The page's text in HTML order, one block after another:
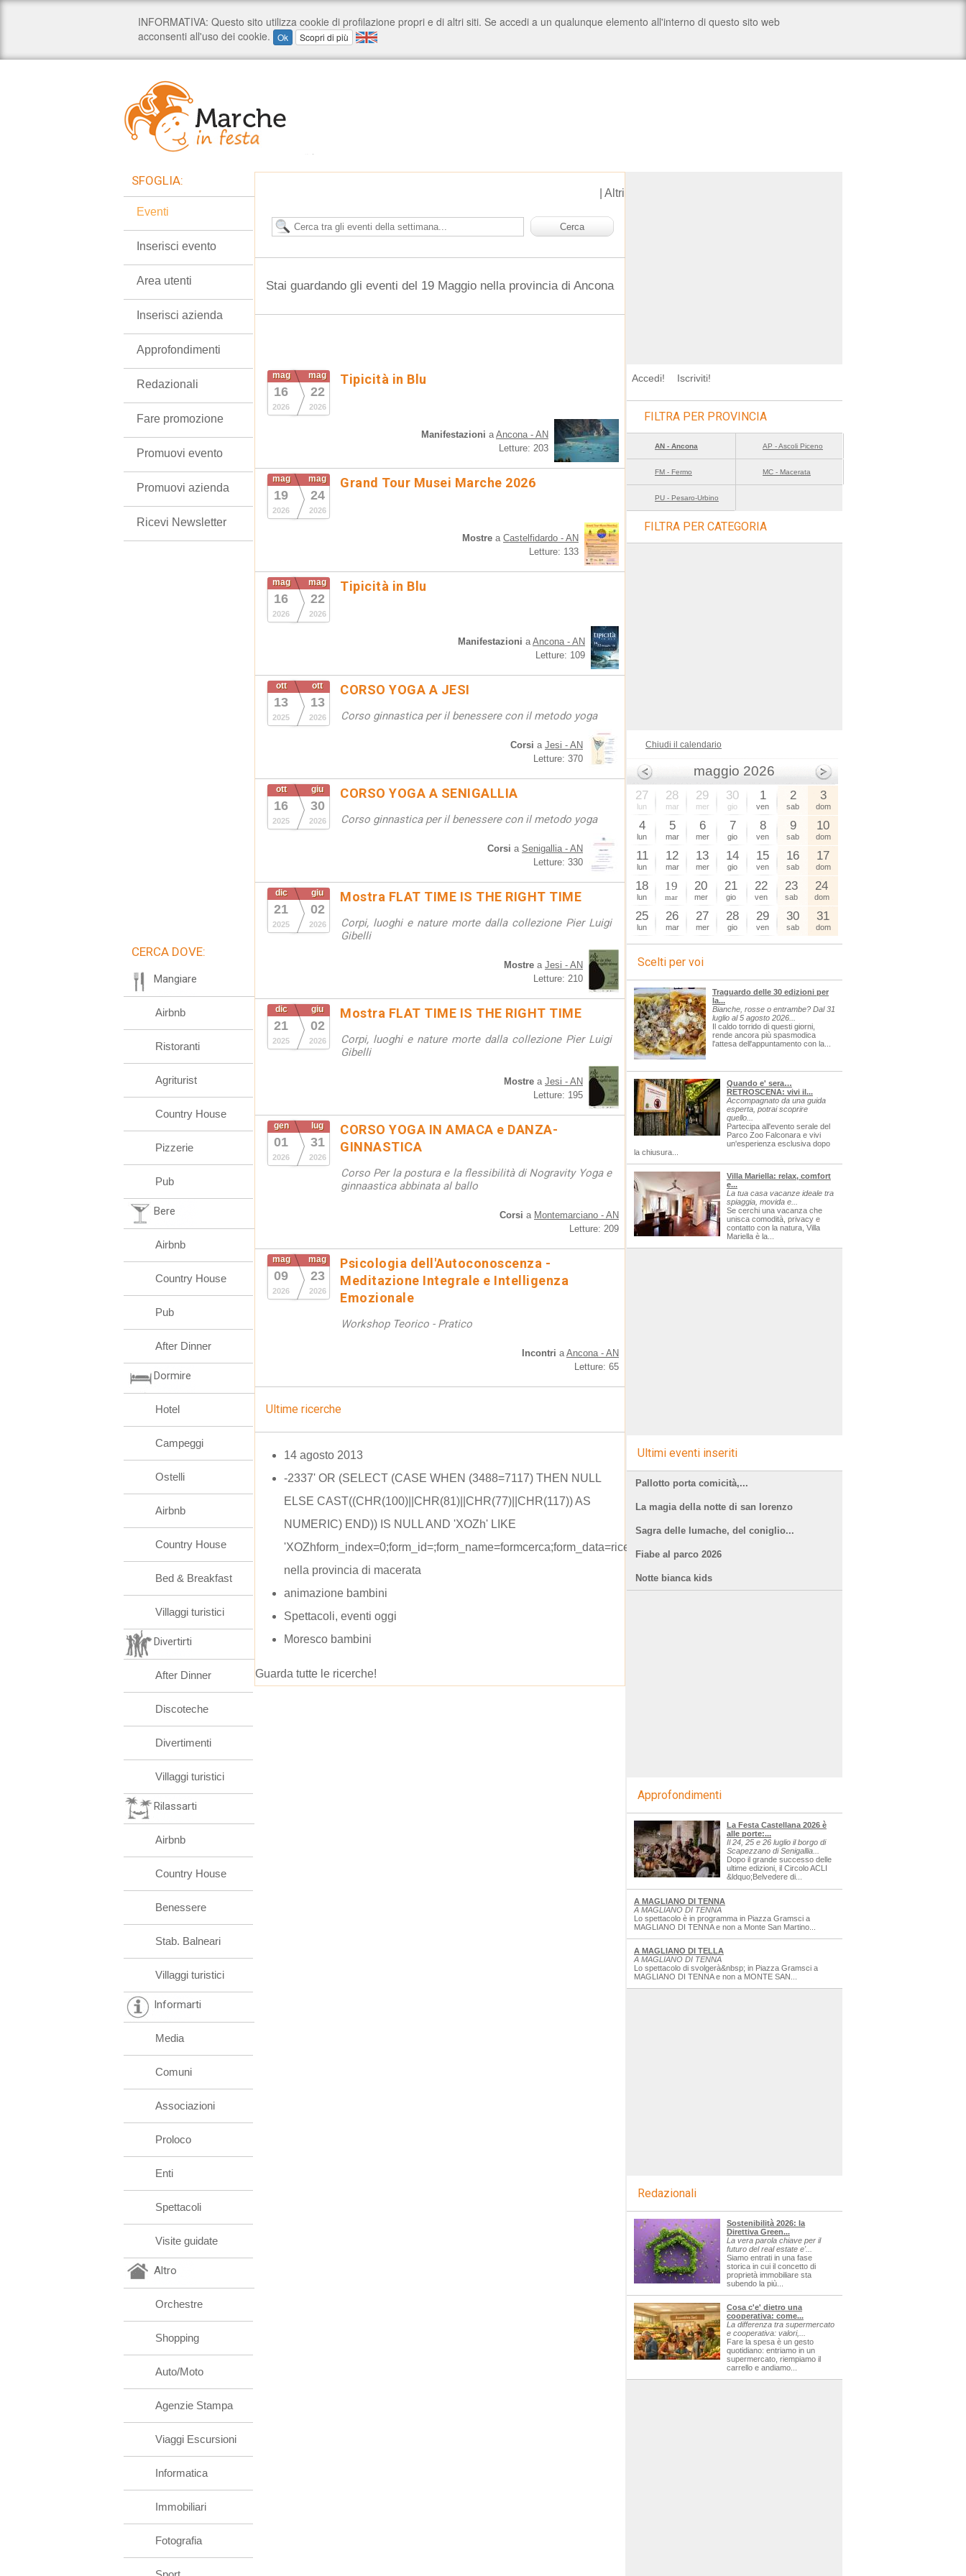
Altri
Stai guardando gli eventi del 19 Maggio nella provincia di Ancona
mag
16
2026
mag
22
2026
Tipicità in Blu
Manifestazioni aAncona - AN
Letture: 203
mag
19
2026
mag
24
2026
Grand Tour Musei Marche 2026
Mostre a Castelfidardo - AN
Letture: 133
mag
16
2026
mag
22
2026
Tipicità in Blu
Manifestazioni aAncona - AN
Letture: 109
ott
13
2025
ott
13
2026
CORSO YOGA A JESI
Corso ginnastica per il benessere con il metodo yoga
Corsi a Jesi - AN
Letture: 370
ott
16
2025
giu
30
2026
CORSO YOGA A SENIGALLIA
Corso ginnastica per il benessere con il metodo yoga
Corsi a Senigallia - AN
Letture: 330
dic
21
2025
giu
02
2026
Mostra FLAT TIME IS THE RIGHT TIME
Corpi, luoghi e nature morte dalla collezione Pier Luigi
Gibelli
Mostre a Jesi - AN
Letture: 210
dic
21
2025
giu
02
2026
Mostra FLAT TIME IS THE RIGHT TIME
Corpi, luoghi e nature morte dalla collezione Pier Luigi
Gibelli
Mostre a Jesi - AN
Letture: 195
gen
01
2026
lug
31
2026
CORSO YOGA IN AMACA e DANZA-
GINNASTICA
Corso Per la postura e la flessibilità di Nogravity Yoga e
ginnaastica abbinata al ballo
Corsi a Montemarciano - AN
Letture: 209
mag
09
2026
mag
23
2026
Psicologia dell'Autoconoscenza -
Meditazione Integrale e Intelligenza
Emozionale
Workshop Teorico - Pratico
Incontri aAncona - AN
Letture: 65
Ultime ricerche
14 agosto 2013
-2337' OR (SELECT (CASE WHEN (3488=7117) THEN NULL
ELSE CAST((CHR(100)||CHR(81)||CHR(77)||CHR(117)) AS
NUMERIC) END)) IS NULL AND 'XOZh' LIKE
'XOZhform_index=0;form_id=;form_name=formcerca;form_data=ricerca=sagre
nella provincia di macerata
animazione bambini
Spettacoli, eventi oggi
Moresco bambini
Guarda tutte le ricerche!
SFOGLIA:
Eventi
Inserisci evento
Area utenti
Inserisci azienda
Approfondimenti
Redazionali
Fare promozione
Promuovi evento
Promuovi azienda
Ricevi Newsletter
CERCA DOVE:
Mangiare
Airbnb
Ristoranti
Agriturist
Country House
Pizzerie
Pub
Bere
Airbnb
Country House
Pub
After Dinner
Dormire
Hotel
Campeggi
Ostelli
Airbnb
Country House
Bed & Breakfast
Villaggi turistici
Divertirti
After Dinner
Discoteche
Divertimenti
Villaggi turistici
Rilassarti
Airbnb
Country House
Benessere
Stab. Balneari
Villaggi turistici
Informarti
Media
Comuni
Associazioni
Proloco
Enti
Spettacoli
Visite guidate
Altro
Orchestre
Shopping
Auto/Moto
Agenzie Stampa
Viaggi Escursioni
Informatica
Immobiliari
Fotografia
Accedi! Iscriviti!
FILTRA PER PROVINCIA
AN - Ancona AP - Ascoli Piceno
FM - Fermo MC - Macerata
PU - Pesaro-Urbino
FILTRA PER CATEGORIA
Chiudi il calendario
maggio 2026
27
lun
28
mar
29
mer
30
gio
1
ven
2
sab
3
dom
4
lun
5
mar
6
mer
7
gio
8
ven
9
sab
10
dom
11
lun
12
mar
13
mer
14
gio
15
ven
16
sab
17
dom
18
lun
19
mar
20
mer
21
gio
22
ven
23
sab
24
dom
25
lun
26
mar
27
mer
28
gio
29
ven
30
sab
31
dom
Scelti per voi
Traguardo delle 30 edizioni per
la...
Bianche, rosse o entrambe? Dal 31
luglio al 5 agosto 2026...
Il caldo torrido di questi giorni,
rende ancora più spasmodica
l'attesa dell'appuntamento con la...
Quando e' sera…
RETROSCENA: vivi il...
Accompagnato da una guida
esperta, potrai scoprire
quello...
Partecipa all'evento serale del
Parco Zoo Falconara e vivi
un'esperienza esclusiva dopo
la chiusura...
Villa Mariella: relax, comfort
e...
La tua casa vacanze ideale tra
spiaggia, movida e...
Se cerchi una vacanza che
unisca comodità, privacy e
contatto con la natura, Villa
Mariella è la...
Ultimi eventi inseriti
Pallotto porta comicità,...
La magia della notte di san lorenzo
Sagra delle lumache, del coniglio...
Fiabe al parco 2026
Notte bianca kids
Approfondimenti
La Festa Castellana 2026 è
alle porte:...
Il 24, 25 e 26 luglio il borgo di
Scapezzano di Senigallia...
Dopo il grande successo delle
ultime edizioni, il Circolo ACLI
&ldquo;Belvedere di...
A MAGLIANO DI TENNA
A MAGLIANO DI TENNA
Lo spettacolo è in programma in Piazza Gramsci a
MAGLIANO DI TENNA e non a Monte San Martino...
A MAGLIANO DI TELLA
A MAGLIANO DI TENNA
Lo spettacolo di svolgerà&nbsp; in Piazza Gramsci a
MAGLIANO DI TENNA e non a MONTE SAN...
Redazionali
Sostenibilità 2026: la
Direttiva Green...
La vera parola chiave per il
futuro del real estate e'...
Siamo entrati in una fase
storica in cui il concetto di
proprietà immobiliare sta
subendo la più...
Cosa c'e' dietro una
cooperativa: come...
La differenza tra supermercato
e cooperativa: valori,...
Fare la spesa è un gesto
quotidiano: entriamo in un
supermercato, riempiamo il
carrello e andiamo...